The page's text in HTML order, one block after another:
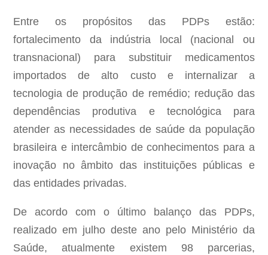
Entre os propósitos das PDPs estão:
fortalecimento da indústria local (nacional ou
transnacional) para substituir medicamentos
importados de alto custo e internalizar a
tecnologia de produção de remédio; redução das
dependências produtiva e tecnológica para
atender as necessidades de saúde da população
brasileira e intercâmbio de conhecimentos para a
inovação no âmbito das instituições públicas e
das entidades privadas.
De acordo com o último balanço das PDPs,
realizado em julho deste ano pelo Ministério da
Saúde, atualmente existem 98 parcerias,